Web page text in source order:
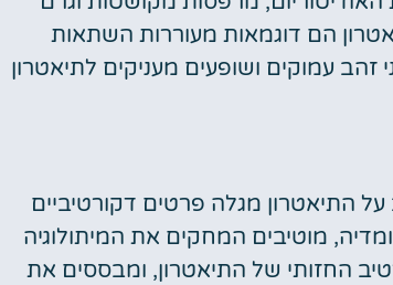
הם דוגמאות מעוררות השתאות
עמוקים ושופעים מעניקים לתיאטרון
התיאטרון מגלה פרטים דקורטיביים
מוטיבים המחקים את המיתולוגיה
החזותי של התיאטרון, ומבססים את